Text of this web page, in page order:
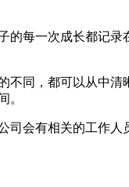
每一次成长都记录
同，都可以从中清
。
司会有相关的工作